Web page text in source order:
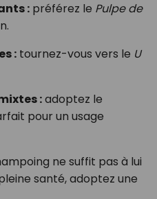
:préférez le Pulpe de
:tournez-vous vers le U
:adoptez le
pour un usage
ne suffit pas à lui
santé, adoptez une